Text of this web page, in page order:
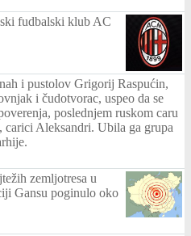
fudbalski klub AC
i pustolov Grigorij Raspućin,
i čudotvorac, uspeo da se
poslednjem ruskom caru
Aleksandri. Ubila ga grupa
zemljotresa u
Gansu poginulo oko